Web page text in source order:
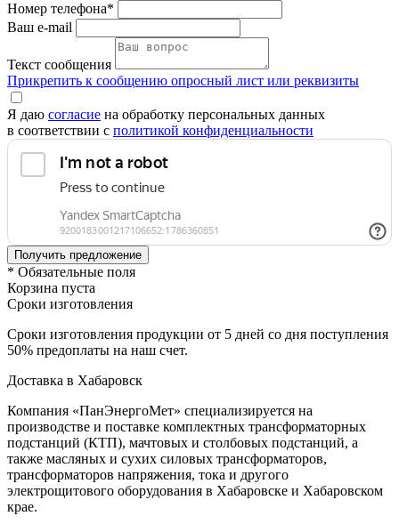
Номер телефона*
Ваш e-mail
Текст сообщения
Прикрепить к сообщению опросный лист или реквизиты
Я даю согласие на обработку персональных данных
в соответствии с политикой конфиденциальности
* Обязательные поля
Корзина пуста
Сроки изготовления
Сроки изготовления продукции от 5 дней со дня поступления
50% предоплаты на наш счет.
Доставка в Хабаровск
Компания «ПанЭнергоМет» специализируется на
производстве и поставке комплектных трансформаторных
подстанций (КТП), мачтовых и столбовых подстанций, а
также масляных и сухих силовых трансформаторов,
трансформаторов напряжения, тока и другого
электрощитового оборудования в Хабаровске и Хабаровском
крае.